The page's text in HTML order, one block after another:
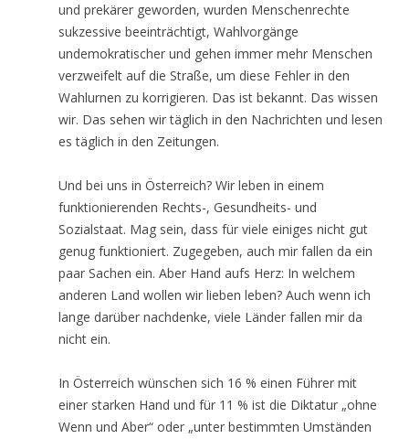
und prekärer geworden, wurden Menschenrechte
sukzessive beeinträchtigt, Wahlvorgänge
undemokratischer und gehen immer mehr Menschen
verzweifelt auf die Straße, um diese Fehler in den
Wahlurnen zu korrigieren. Das ist bekannt. Das wissen
wir. Das sehen wir täglich in den Nachrichten und lesen
es täglich in den Zeitungen.
Und bei uns in Österreich? Wir leben in einem
funktionierenden Rechts-, Gesundheits- und
Sozialstaat. Mag sein, dass für viele einiges nicht gut
genug funktioniert. Zugegeben, auch mir fallen da ein
paar Sachen ein. Aber Hand aufs Herz: In welchem
anderen Land wollen wir lieben leben? Auch wenn ich
lange darüber nachdenke, viele Länder fallen mir da
nicht ein.
In Österreich wünschen sich 16 % einen Führer mit
einer starken Hand und für 11 % ist die Diktatur „ohne
Wenn und Aber“ oder „unter bestimmten Umständen